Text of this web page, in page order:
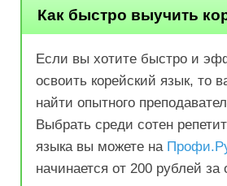
Как быстро выучить
Если вы хотите быстро и
освоить корейский язык, то
найти опытного
Выбрать среди сотен
языка вы можете на
начинается от 200 рублей за